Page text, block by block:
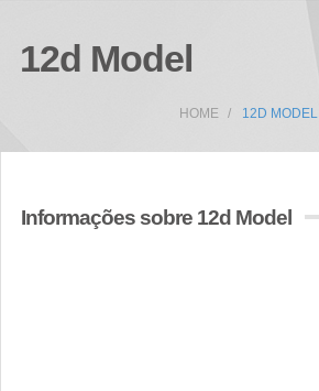
12d Model
HOME 12D MODEL
Informações sobre 12d Model